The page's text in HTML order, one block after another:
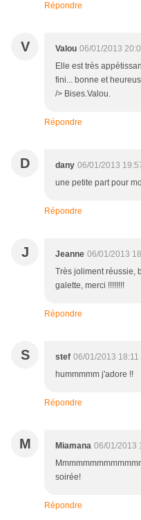
Répondre
V Valou 06/01/2013
Elle est très
fini... bonne et
/> Bises.Valou.
Répondre
D dany 06/01/2013
une petite part pour
Répondre
J Jeanne 06/01/2013
Très joliment réussie,
galette, merci !!!!!!!!
Répondre
S stef 06/01/2013 18:11
hummmmm j'adore !!
Répondre
M Miamana 06/01/2013
soirée!
Répondre